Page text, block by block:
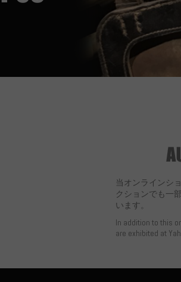
当オンラインシ
クションでも一
います。
In addition to this
are exhibited at